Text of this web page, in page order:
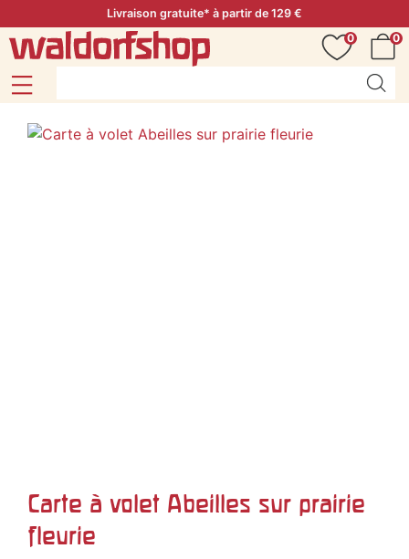
Livraison gratuite* à partir de 129 €
0
0
Carte à volet Abeilles sur prairie
fleurie